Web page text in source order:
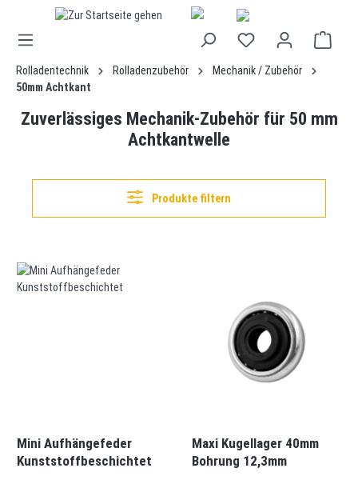
springen
Rolladentechnik Rolladenzubehör
Mechanik / Zubehör
50mm Achtkant
Zuverlässiges Mechanik-Zubehör für 50 mm
Achtkantwelle
Produkte filtern
Mini Aufhängefeder
Kunststoffbeschichtet
Maxi Kugellager 40mm
Bohrung 12,3mm